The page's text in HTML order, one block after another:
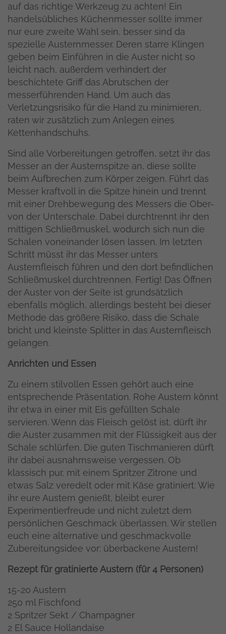
auf das richtige Werkzeug zu achten! Ein
handelsübliches Küchenmesser sollte immer
nur eure zweite Wahl sein, besser sind da
spezielle Austernmesser. Deren starre Klingen
geben beim Einführen in die Auster nicht so
leicht nach, außerdem verhindert der
beschichtete Griff das Abrutschen der
messerführenden Hand. Um auch das
Verletzungsrisiko für die Hand zu minimieren,
raten wir zusätzlich zum Anlegen eines
Kettenhandschuhs.
Sind alle Vorbereitungen getroffen, setzt ihr das
Messer an der Austernspitze an, diese sollte
beim Aufbrechen zum Körper zeigen. Führt das
Messer kraftvoll in die Spitze hinein und trennt
mit einer Drehbewegung des Messers die Ober-
von der Unterschale. Dabei durchtrennt ihr den
mittigen Schließmuskel, wodurch sich nun die
Schalen voneinander lösen lassen. Im letzten
Schritt müsst ihr das Messer unters
Austernfleisch führen und den dort befindlichen
Schließmuskel durchtrennen. Fertig! Das Öffnen
der Auster von der Seite ist grundsätzlich
ebenfalls möglich, allerdings besteht bei dieser
Methode das größere Risiko, dass die Schale
bricht und kleinste Splitter in das Austernfleisch
gelangen.
Anrichten und Essen
Zu einem stilvollen Essen gehört auch eine
entsprechende Präsentation. Rohe Austern könnt
ihr etwa in einer mit Eis gefüllten Schale
servieren. Wenn das Fleisch gelöst ist, dürft ihr
die Auster zusammen mit der Flüssigkeit aus der
Schale schlürfen. Die guten Tischmanieren dürft
ihr dabei ausnahmsweise vergessen. Ob
klassisch pur, mit einem Spritzer Zitrone und
etwas Salz veredelt oder mit Käse gratiniert: Wie
ihr eure Austern genießt, bleibt eurer
Experimentierfreude und nicht zuletzt dem
persönlichen Geschmack überlassen. Wir stellen
euch eine alternative und geschmackvolle
Zubereitungsidee vor: überbackene Austern!
Rezept für gratinierte Austern (für 4 Personen)
15-20 Austern
250 ml Fischfond
2 Spritzer Sekt / Champagner
2 El Sauce Hollandaise